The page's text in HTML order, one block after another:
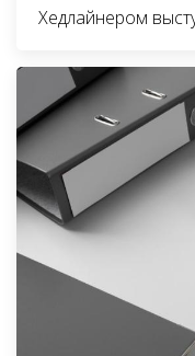
Хедлайнером